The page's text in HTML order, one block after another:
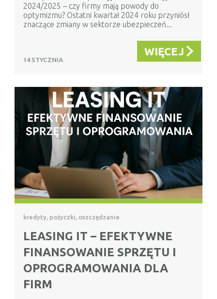
2024/2025 – czy firmy mają powody do
optymizmu? Ostatni kwartał 2024 roku przyniósł
znaczące zmiany w sektorze ubezpieczeń...
14 STYCZNIA
WIĘCEJ
kredyty, pożyczki, oszczędzanie
LEASING IT – EFEKTYWNE
FINANSOWANIE SPRZĘTU I
OPROGRAMOWANIA DLA
FIRM